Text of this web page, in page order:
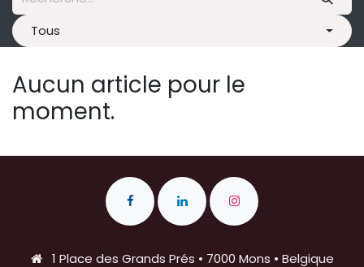
Tous
Aucun article pour le
moment.
1 Place des Grands Prés • 7000 Mons • Belgique